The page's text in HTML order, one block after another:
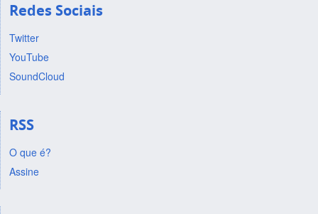
Redes Sociais
Twitter
YouTube
SoundCloud
RSS
O que é?
Assine